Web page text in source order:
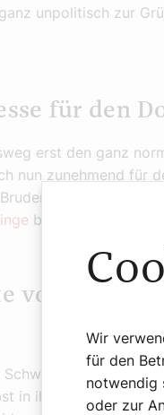
unpolitisch zur
für den
erst den ganz
nun zunehmend für
Johan, der
besagtes Kloster.
von
nach
in ihr Kloster ein und
Wir
für den
notwendig
oder zur